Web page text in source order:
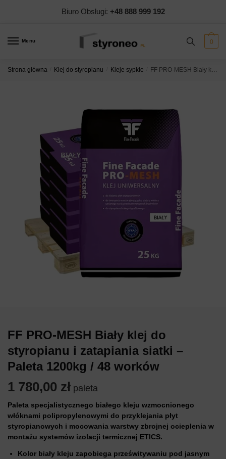
Biuro Obsługi: +48 888 999 192
Menu 0
Strona główna Klej do styropianu Kleje sypkie FF PRO-MESH Biały klej do styropianu i zatapiania siatki – Paleta 1200kg / 48 worków
FF PRO-MESH Biały klej do
styropianu i zatapiania siatki –
Paleta 1200kg / 48 worków
1 780,00 zł paleta
Paleta specjalistycznego białego kleju wzmocnionego
włóknami polipropylenowymi do przyklejania płyt
styropianowych i mocowania warstwy zbrojnej ocieplenia w
montażu systemów izolacji termicznej ETICS.
Kolor biały kleju zapobiega prześwitywaniu pod jasnym